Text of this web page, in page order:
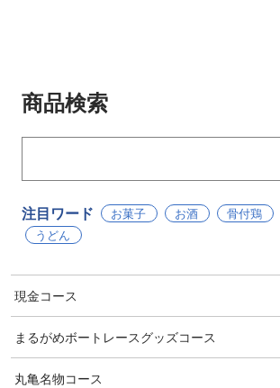
商品検索
注目ワード お菓子 お酒 骨付鶏
うどん
現金コース
まるがめボートレースグッズコース
丸亀名物コース